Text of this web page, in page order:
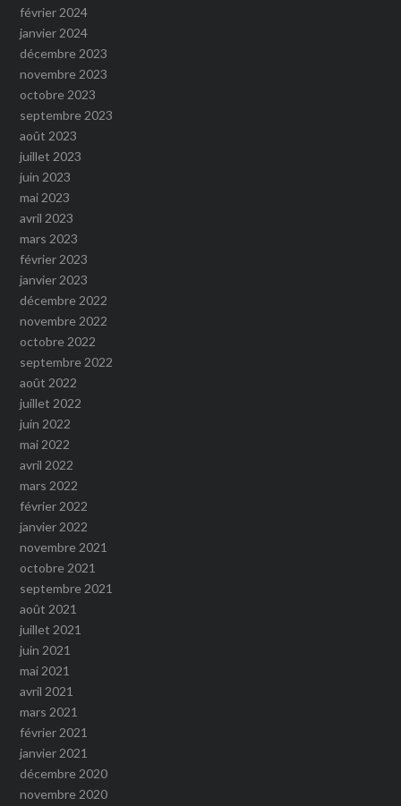
février 2024
janvier 2024
décembre 2023
novembre 2023
octobre 2023
septembre 2023
août 2023
juillet 2023
juin 2023
mai 2023
avril 2023
mars 2023
février 2023
janvier 2023
décembre 2022
novembre 2022
octobre 2022
septembre 2022
août 2022
juillet 2022
juin 2022
mai 2022
avril 2022
mars 2022
février 2022
janvier 2022
novembre 2021
octobre 2021
septembre 2021
août 2021
juillet 2021
juin 2021
mai 2021
avril 2021
mars 2021
février 2021
janvier 2021
décembre 2020
novembre 2020